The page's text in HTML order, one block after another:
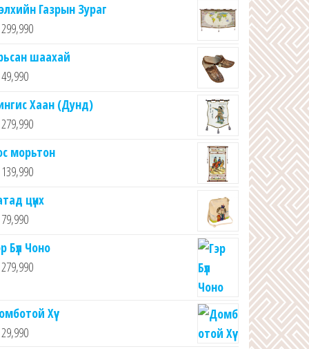
Газрын Зураг
299,990
шаахай
49,990
Хаан (Дунд)
279,990
морьтон
139,990
цүнх
79,990
Бүл Чоно
279,990
Хүү
29,990